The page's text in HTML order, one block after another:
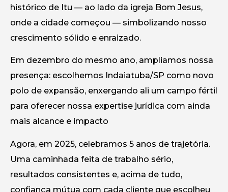
histórico de Itu — ao lado da igreja Bom Jesus,
onde a cidade começou — simbolizando nosso
crescimento sólido e enraizado.
Em dezembro do mesmo ano, ampliamos nossa
presença: escolhemos Indaiatuba/SP como novo
polo de expansão, enxergando ali um campo fértil
para oferecer nossa expertise jurídica com ainda
mais alcance e impacto
Agora, em 2025, celebramos 5 anos de trajetória.
Uma caminhada feita de trabalho sério,
resultados consistentes e, acima de tudo,
confiança mútua com cada cliente que escolheu